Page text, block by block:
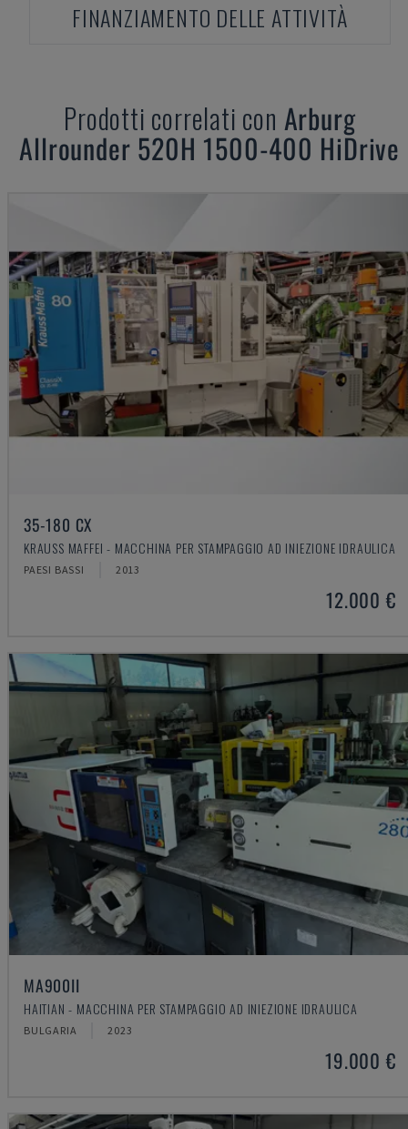
FINANZIAMENTO DELLE ATTIVITÀ
Prodotti correlati con Arburg
Allrounder 520H 1500-400 HiDrive
35-180 CX
KRAUSS MAFFEI - MACCHINA PER STAMPAGGIO AD INIEZIONE IDRAULICA
PAESI BASSI 2013
12.000 €
MA900ІІ
HAITIAN - MACCHINA PER STAMPAGGIO AD INIEZIONE IDRAULICA
BULGARIA 2023
19.000 €